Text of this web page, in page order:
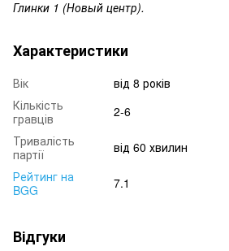
Глинки 1 (Новый центр).
Характеристики
Вік
від 8 років
Кількість
гравців
2-6
Тривалість
партії
від 60 хвилин
Рейтинг на
BGG
7.1
Відгуки